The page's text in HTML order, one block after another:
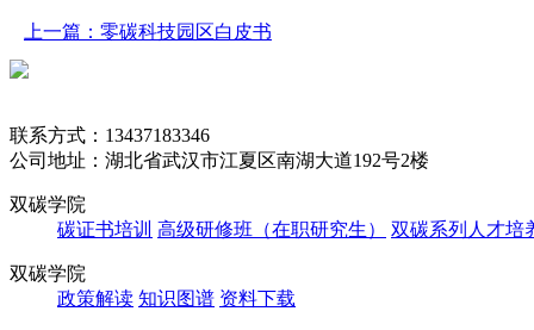
上一篇：零碳科技园区白皮书
联系方式：13437183346
公司地址：湖北省武汉市江夏区南湖大道192号2楼
双碳学院
碳证书培训 高级研修班（在职研究生） 双碳系列人才培
双碳学院
政策解读 知识图谱 资料下载